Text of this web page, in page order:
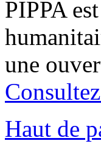
PIPPA
une
Haut de